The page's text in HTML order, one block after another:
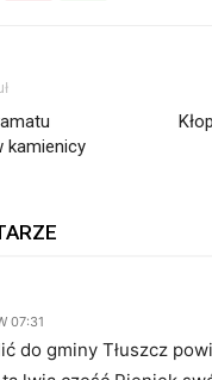
kamienicy
07:31
do gminy Tłuszcz